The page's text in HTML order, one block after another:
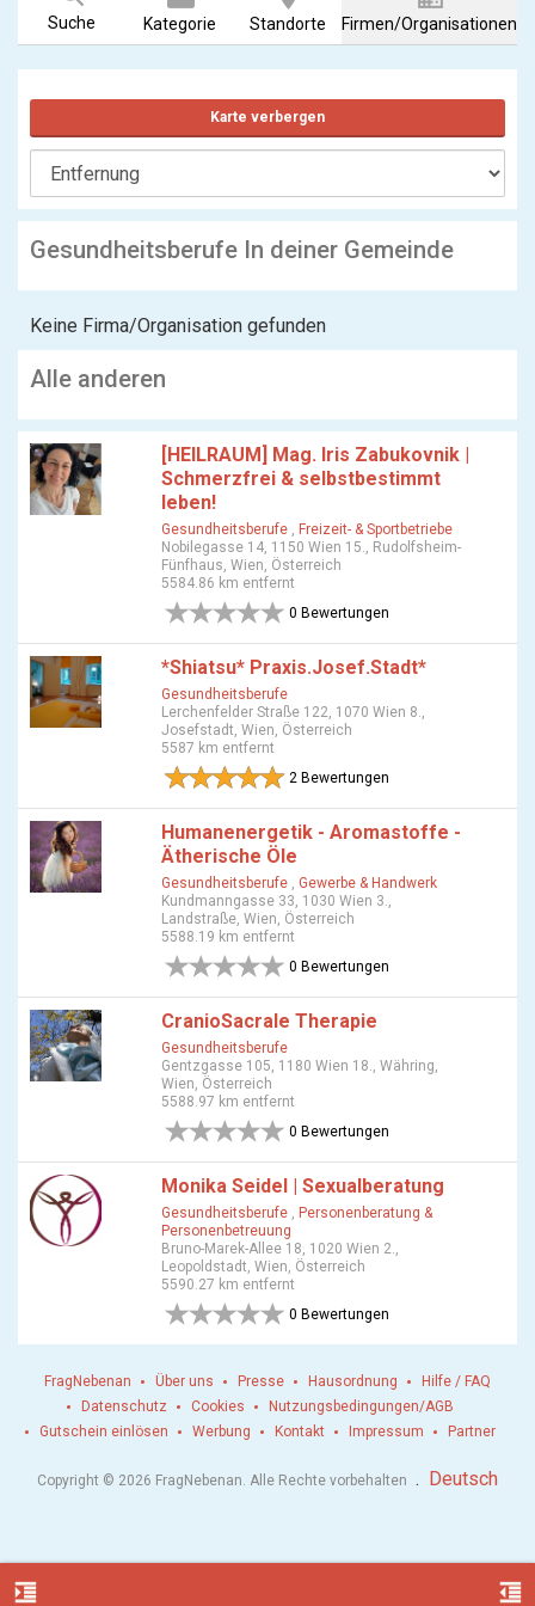
Suche Kategorie Standorte Firmen/Organisationen
Karte verbergen
Gesundheitsberufe In deiner Gemeinde
Keine Firma/Organisation gefunden
Alle anderen
[HEILRAUM] Mag. Iris Zabukovnik |
Schmerzfrei & selbstbestimmt
leben!
Gesundheitsberufe , Freizeit- & Sportbetriebe
Nobilegasse 14, 1150 Wien 15., Rudolfsheim-
Fünfhaus, Wien, Österreich
5584.86 km entfernt
0 Bewertungen
*Shiatsu* Praxis.Josef.Stadt*
Gesundheitsberufe
Lerchenfelder Straße 122, 1070 Wien 8.,
Josefstadt, Wien, Österreich
5587 km entfernt
2 Bewertungen
Humanenergetik - Aromastoffe -
Ätherische Öle
Gesundheitsberufe , Gewerbe & Handwerk
Kundmanngasse 33, 1030 Wien 3.,
Landstraße, Wien, Österreich
5588.19 km entfernt
0 Bewertungen
CranioSacrale Therapie
Gesundheitsberufe
Gentzgasse 105, 1180 Wien 18., Währing,
Wien, Österreich
5588.97 km entfernt
0 Bewertungen
Monika Seidel | Sexualberatung
Gesundheitsberufe , Personenberatung &
Personenbetreuung
Bruno-Marek-Allee 18, 1020 Wien 2.,
Leopoldstadt, Wien, Österreich
5590.27 km entfernt
0 Bewertungen
format_indent_increase format_indent_decrease
FragNebenan Über uns Presse Hausordnung
Hilfe / FAQ
Datenschutz
Cookies
Nutzungsbedingungen/AGB
Gutschein einlösen
Werbung Kontakt Impressum Partner
Copyright © 2026 FragNebenan. Alle Rechte vorbehalten . Deutsch